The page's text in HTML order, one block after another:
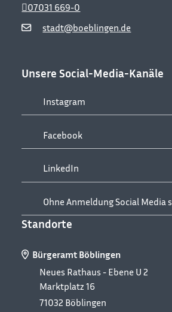
stadt@boeblingen.de
07031 669-0
Unsere Social-Media-Kanäle
Instagram
Facebook
LinkedIn
Ohne Anmeldung Social Media
Standorte
Bürgeramt Böblingen
Neues Rathaus - Ebene U 2
Marktplatz 16
71032 Böblingen